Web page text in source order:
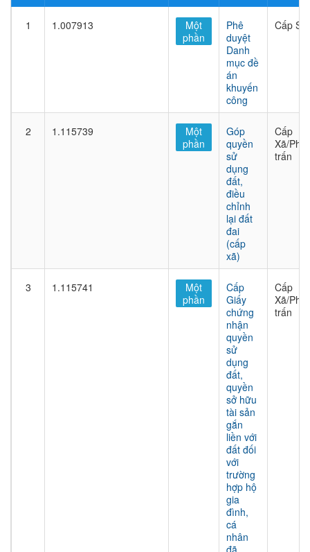
1 1.007913
Một
phần
Phê
duyệt
Danh
mục đề
án
khuyến
công
Cấp Sở
2 1.115739
Một
phần
Góp
quyền
sử
dụng
đất,
điều
chỉnh
lại đất
đai
(cấp
xã)
Cấp
Xã/
trấn
3 1.115741
Một
phần
Cấp
Giấy
chứng
nhận
quyền
sử
dụng
đất,
quyền
sở hữu
tài sản
gắn
liền với
đất đối
với
trường
hợp hộ
gia
đình,
cá
nhân
đã
Cấp
Xã/
trấn